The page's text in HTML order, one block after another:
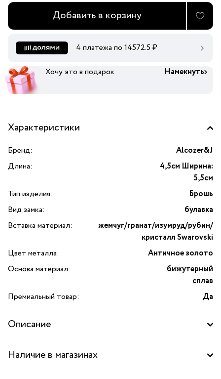
Добавить в корзину
4 платежа по 14572.5 ₽
Хочу это в подарок Намекнуть
Характеристики
Бренд:
Alcozer&J
Длина:
4,5см Ширина:
5,5см
Тип изделия:
Брошь
Вид замка:
булавка
Вставка материал:
жемчуг/гранат/изумруд/рубин/
кристалл Swarovski
Цвет металла:
Античное золото
Основа материал:
бижутерный
сплав
Премиальный товар:
Да
Описание
органического жемчуга
Наличие в магазинах